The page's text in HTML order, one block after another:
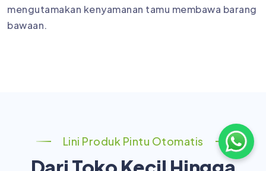
mengutamakan kenyamanan tamu membawa barang
bawaan.
Lini Produk Pintu Otomatis